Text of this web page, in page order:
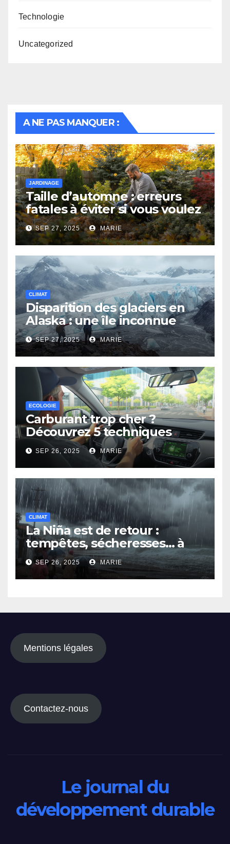
Technologie
Uncategorized
A NE PAS MANQUER :
JARDINAGE
Taille d’automne : erreurs
fatales à éviter si vous voulez
un beau jardin au printemps
SEP 27, 2025 MARIE
CLIMAT
Disparition des glaciers en
Alaska : une île inconnue
surgit des eaux
SEP 27, 2025 MARIE
ECOLOGIE
Carburant trop cher ?
Découvrez 5 techniques
d’éco-conduite pour payer
moins
SEP 26, 2025 MARIE
CLIMAT
La Niña est de retour :
tempêtes, sécheresses… à
quoi faut-il s’attendre ?
SEP 26, 2025 MARIE
Mentions légales
Contactez-nous
Le journal du
développement durable